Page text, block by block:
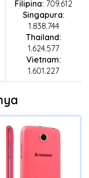
Filipina: 709.612
Singapura:
1.838.744
Thailand:
1.624.577
Vietnam:
1.601.227